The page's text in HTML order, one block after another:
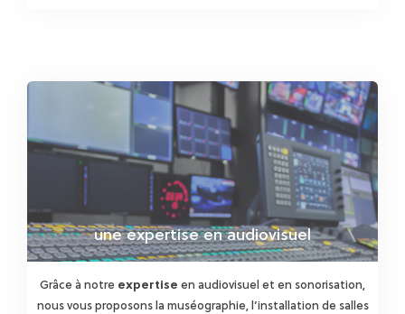
une expertise en audiovisuel
Grâce à notre expertise en audiovisuel et en sonorisation,
nous vous proposons la muséographie, l’installation de salles